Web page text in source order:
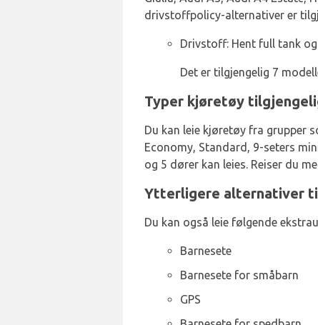
drivstoffpolicy-alternativer er
Drivstoff: Hent full tank
Det er tilgjengelig 7
Typer kjøretøy
Du kan leie kjøretøy fra grupper
Economy, Standard, 9-seters
og 5 dører kan leies. Reiser du
Ytterligere alternativer
Du kan også leie følgende
Barnesete
Barnesete for småbarn
GPS